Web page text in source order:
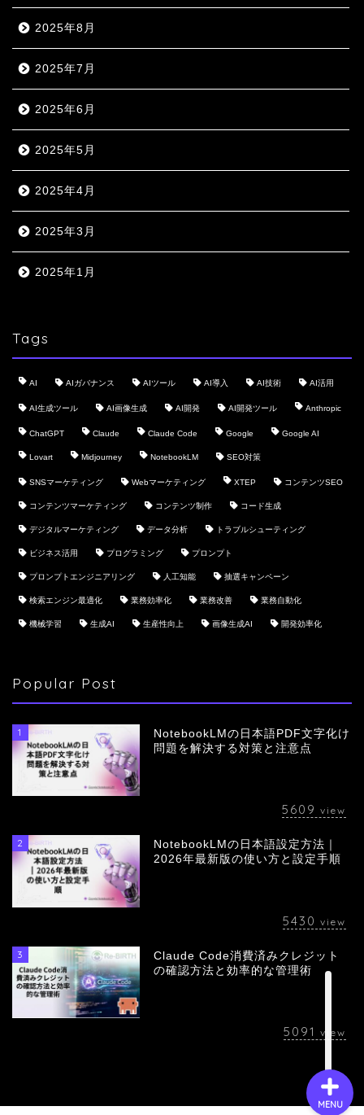
2025年8月
2025年7月
2025年6月
2025年5月
2025年4月
2025年3月
2025年1月
Tags
AI AIガバナンス AIツール AI導入 AI技術 AI活用
AI生成ツール AI画像生成 AI開発 AI開発ツール Anthropic
ChatGPT Claude Claude Code Google Google AI
Lovart Midjourney NotebookLM SEO対策
SNSマーケティング Webマーケティング XTEP コンテンツSEO
コンテンツマーケティング コンテンツ制作 コード生成
デジタルマーケティング データ分析 トラブルシューティング
ビジネス活用 プログラミング プロンプト
プロンプトエンジニアリング 人工知能 抽選キャンペーン
検索エンジン最適化 業務効率化 業務改善 業務自動化
機械学習 生成AI 生産性向上 画像生成AI 開発効率化
Popular Post
1
NotebookLMの日本語PDF文字化け
問題を解決する対策と注意点
5609 view
2
NotebookLMの日本語設定方法｜
2026年最新版の使い方と設定手順
5430 view
3
Claude Code消費済みクレジット
の確認方法と効率的な管理術
5091 view
MENU
会社概要
採用情報